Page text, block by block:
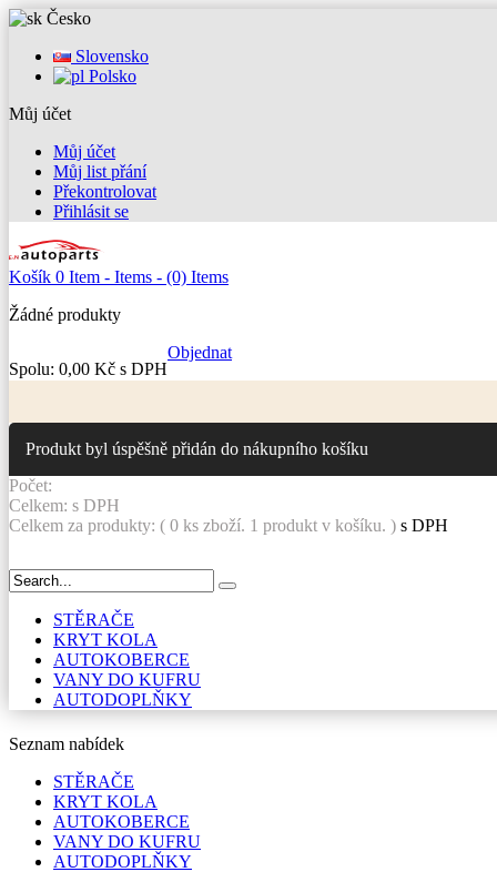
Česko
Slovensko
Polsko
Můj účet
Můj účet
Můj list přání
Překontrolovat
Přihlásit se
Košík 0 Item - Items - (0) Items
Žádné produkty
Spolu: 0,00 Kč s DPH
Objednat
Produkt byl úspěšně přidán do nákupního košíku
Počet:
Celkem: s DPH
Celkem za produkty: ( 0 ks zboží. 1 produkt v košíku. ) s DPH
STĚRAČE
KRYT KOLA
AUTOKOBERCE
VANY DO KUFRU
AUTODOPLŇKY
Seznam nabídek
STĚRAČE
KRYT KOLA
AUTOKOBERCE
VANY DO KUFRU
AUTODOPLŇKY